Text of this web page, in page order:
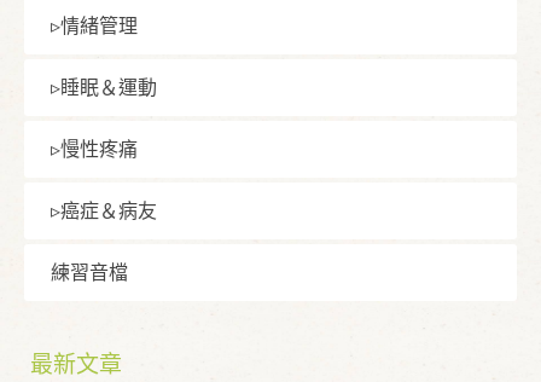
▹情緒管理
▹睡眠＆運動
▹慢性疼痛
▹癌症＆病友
練習⾳檔
最新文章